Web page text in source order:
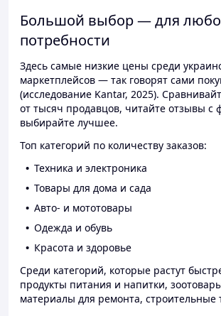
Большой выбор — для
потребности
Здесь самые низкие цены среди
маркетплейсов — так говорят сами
(исследование Kantar, 2025).
от тысяч продавцов, читайте отзывы с
выбирайте лучшее.
Топ категорий по количеству заказов:
Техника и электроника
Товары для дома и сада
Авто- и мототовары
Одежда и обувь
Красота и здоровье
Среди категорий, которые растут
продукты питания и напитки,
материалы для ремонта, строительные